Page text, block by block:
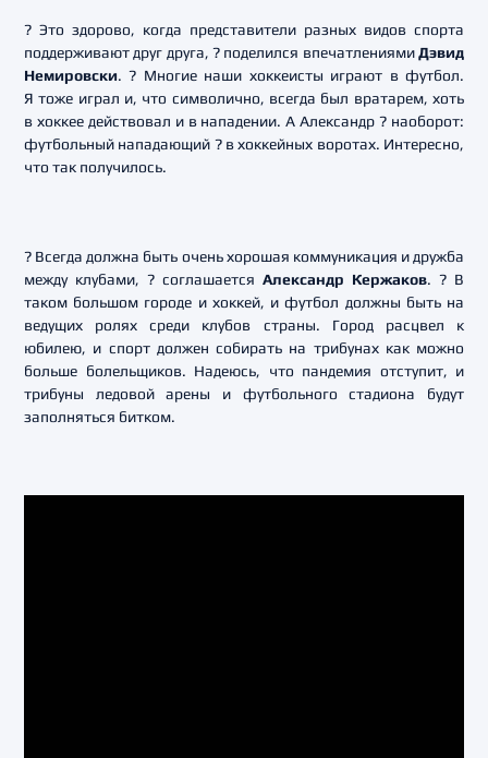
? Это здорово, когда представители разных видов спорта
поддерживают друг друга, ? поделился впечатлениямиДэвид
Немировски. ? Многие наши хоккеисты играют в футбол.
Я тоже играл и, что символично, всегда был вратарем, хоть
в хоккее действовал и в нападении. А Александр ? наоборот:
футбольный нападающий ? в хоккейных воротах. Интересно,
что так получилось.
? Всегда должна быть очень хорошая коммуникация и дружба
между клубами, ? соглашается Александр Кержаков. ? В
таком большом городе и хоккей, и футбол должны быть на
ведущих ролях среди клубов страны. Город расцвел к
юбилею, и спорт должен собирать на трибунах как можно
больше болельщиков. Надеюсь, что пандемия отступит, и
трибуны ледовой арены и футбольного стадиона будут
заполняться битком.